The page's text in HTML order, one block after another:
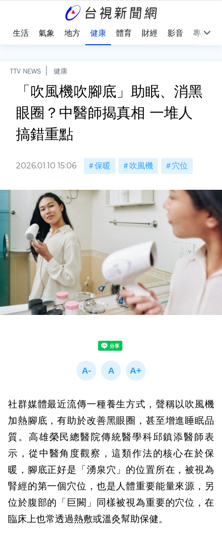
生活 氣象 地方 健康 體育 財經 影音 專題
TTV NEWS 健康
「吹風機吹腳底」助眠、消黑
眼圈？中醫師揭真相 一堆人
搞錯重點
2026.01.10 15:06 保暖 吹風機 穴位
社群媒體最近流傳一種養生方式，聲稱以吹風機
加熱腳底，有助於改善黑眼圈，甚至增進睡眠品
質。高雄榮民總醫院傳統醫學科邱鎮添醫師表
示，從中醫角度觀察，這類作法的核心在於保
暖，腳底正好是「湧泉穴」的位置所在，被視為
腎經的第一個穴位，也是人體重要能量來源，另
位於腹部的「巨闕」同樣被視為重要的穴位，在
臨床上也常透過熱敷或溫灸幫助保健。